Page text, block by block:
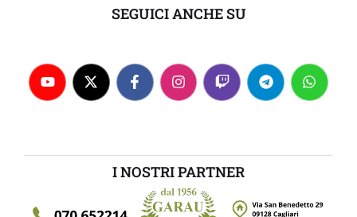
SEGUICI ANCHE SU
I NOSTRI PARTNER